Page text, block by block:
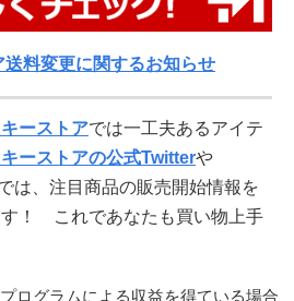
送料変更に関するお知らせ
ーストアでは一工夫あるアイテ
ーストアの公式Twitterや
は、注目商品の販売開始情報を
！ これであなたも買い物上手
ログラムによる収益を得ている場合